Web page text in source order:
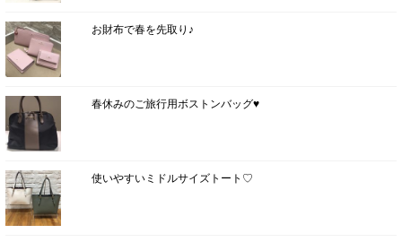
お財布で春を先取り♪
春休みのご旅行用ボストンバッグ♥
使いやすいミドルサイズトート♡